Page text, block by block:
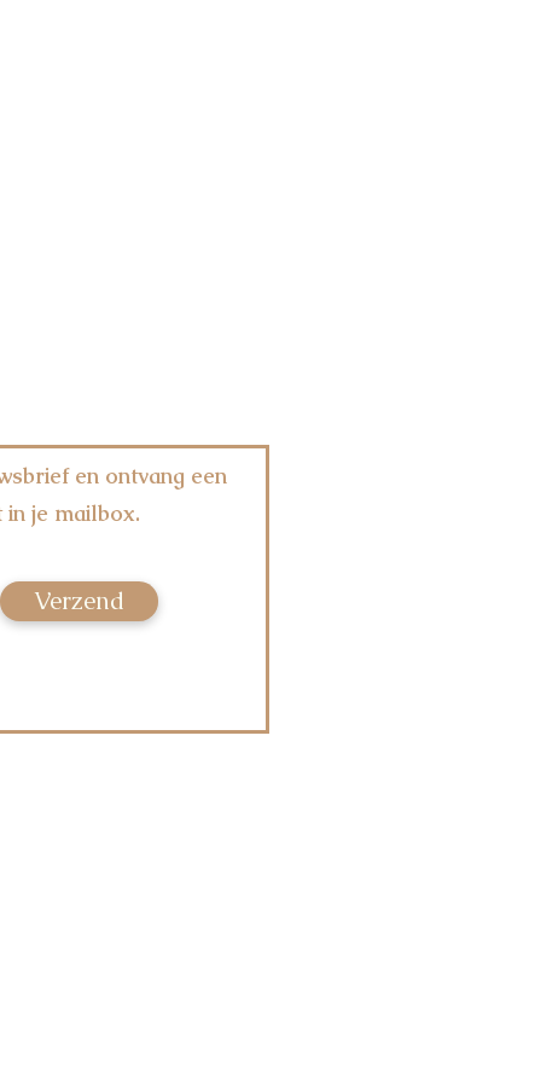
en ontvang een
in je mailbox.
Verzend